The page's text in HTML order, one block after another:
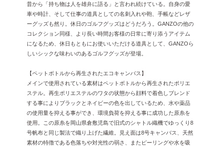
昔から「持ち物は人を雄弁に語る」と言われ続けている。自身の愛
車や時計、そして仕事の道具としての名刺入れや鞄、手帳などレザ
ーグッズも然り。休日のゴルフグッズはどうだろう。GANZOの他の
コレクション同様、より長い時間お客様の日常に寄り添うアイテム
になるため、休日もともにお使いいただける道具として、GANZOら
しいシックな味わいのあるゴルフグッズが登場。
【ペットボトルから再生されたエコキャンバス】
メインで使用されている素材はペットボトルから再生されたポリエ
ステル。再生ポリエステルのワタの状態から顔料で着色しブレンド
する事によりブラックとネイビーの色を出しているため、水や薬品
の使用量を抑える事ができ、環境負荷を抑える事に成功した原糸を
使用。この原糸を岡山県倉敷児島で旧式のシャトル織機でゆっくり8
号帆布と同じ製法で織り上げた繊維。見え面は8号キャンバス、天然
素材の特徴である色落ちや対光性の弱さ、またピーリングや水を吸